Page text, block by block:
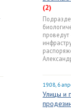
(2)
проведут
19:08, 6
Улицы и